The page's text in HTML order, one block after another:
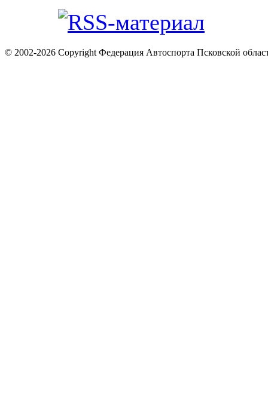
© 2002-2026 Copyright Федерация Автоспорта Псковской